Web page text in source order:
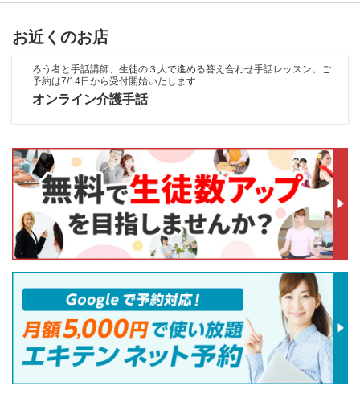
お近くのお店
ろう者と手話講師、生徒の３人で進める答え合わせ手話レッスン。ご
予約は7/14日から受付開始いたします
オンライン介護手話